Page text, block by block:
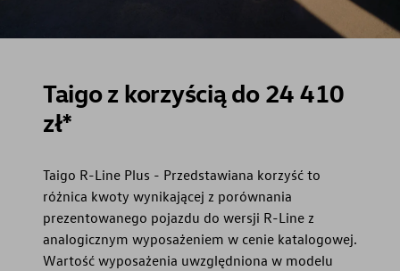
Taigo z korzyścią do 24 410
zł*
Taigo R-Line Plus - Przedstawiana korzyść to
różnica kwoty wynikającej z porównania
prezentowanego pojazdu do wersji R-Line z
analogicznym wyposażeniem w cenie katalogowej.
Wartość wyposażenia uwzględniona w modelu